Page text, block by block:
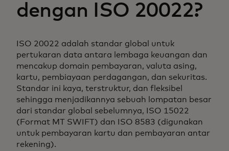
dengan ISO 20022?
ISO 20022 adalah standar global untuk
pertukaran data antara lembaga keuangan dan
mencakup domain pembayaran, valuta asing,
kartu, pembiayaan perdagangan, dan sekuritas.
Standar ini kaya, terstruktur, dan fleksibel
sehingga menjadikannya sebuah lompatan besar
dari standar global sebelumnya, ISO 15022
(Format MT SWIFT) dan ISO 8583 (digunakan
untuk pembayaran kartu dan pembayaran antar
rekening).